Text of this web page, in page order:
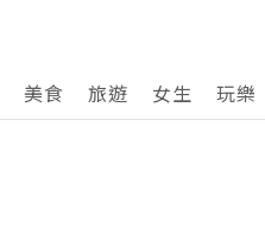
美食 旅遊 女生 玩樂